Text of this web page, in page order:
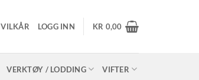
VILKÅR LOGG INN KR 0,00
VERKTØY / LODDING VIFTER